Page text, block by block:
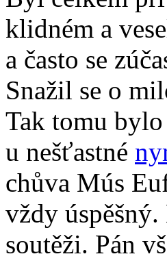
klidném a
a často se
Snažil se o
Tak tomu
u nešťastné
chůva Mús
vždy úspěšný.
soutěži. Pán